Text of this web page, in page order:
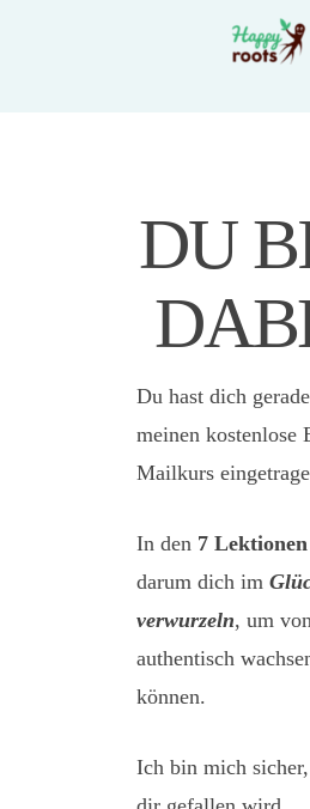
DU
Du hast dich
meinen kostenlose
Mailkurs
In den 7 Lektionen
darum dich im
verwurzeln, um
authentisch
können.
Ich bin mich sicher,